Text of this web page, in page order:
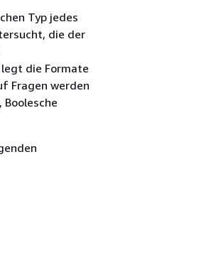
Typ jedes
die der
die Formate
Fragen werden